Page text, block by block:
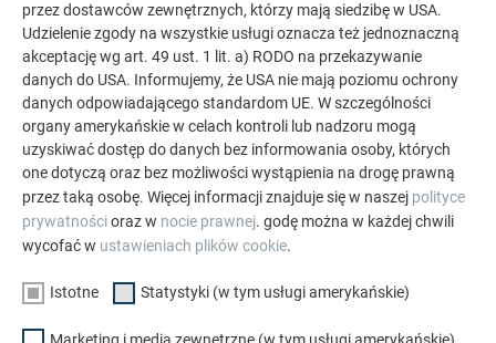
Remont elewacji z PREFA
przez dostawców zewnętrznych, którzy mają siedzibę w USA.
Udzielenie zgody na wszystkie usługi oznacza też jednoznaczną
akceptację wg art. 49 ust. 1 lit. a) RODO na przekazywanie
danych do USA. Informujemy, że USA nie mają poziomu ochrony
danych odpowiadającego standardom UE. W szczególności
organy amerykańskie w celach kontroli lub nadzoru mogą
uzyskiwać dostęp do danych bez informowania osoby, których
one dotyczą oraz bez możliwości wystąpienia na drogę prawną
przez taką osobę. Więcej informacji znajduje się w naszej polityce
prywatnościoraz w nocie prawnej. godę można w każdej chwili
wycofać w ustawieniach plików cookie.
Istotne Statystyki (w tym usługi amerykańskie)
Marketing i media zewnętrzne (w tym usługi amerykańskie)